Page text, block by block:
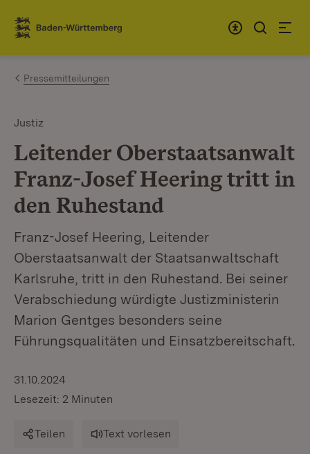
Zum Inhalt springen
Link zur Startseite
Pressemitteilungen
Justiz
Leitender Oberstaatsanwalt
Franz-Josef Heering tritt in
den Ruhestand
Franz-Josef Heering, Leitender
Oberstaatsanwalt der Staatsanwaltschaft
Karlsruhe, tritt in den Ruhestand. Bei seiner
Verabschiedung würdigte Justizministerin
Marion Gentges besonders seine
Führungsqualitäten und Einsatzbereitschaft.
31.10.2024
Lesezeit: 2 Minuten
Teilen Text vorlesen